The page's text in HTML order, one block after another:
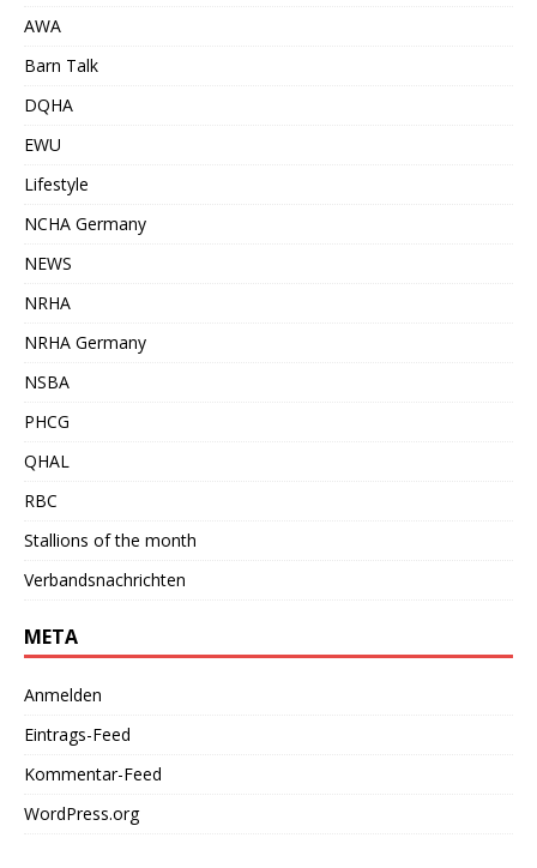
AWA
Barn Talk
DQHA
EWU
Lifestyle
NCHA Germany
NEWS
NRHA
NRHA Germany
NSBA
PHCG
QHAL
RBC
Stallions of the month
Verbandsnachrichten
META
Anmelden
Eintrags-Feed
Kommentar-Feed
WordPress.org